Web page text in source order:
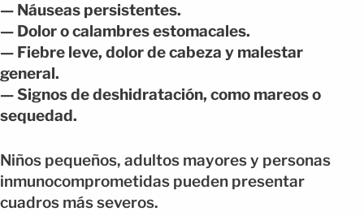
— Náuseas persistentes.
— Dolor o calambres estomacales.
— Fiebre leve, dolor de cabeza y malestar
general.
— Signos de deshidratación, como mareos o
sequedad.
Niños pequeños, adultos mayores y personas
inmunocomprometidas pueden presentar
cuadros más severos.